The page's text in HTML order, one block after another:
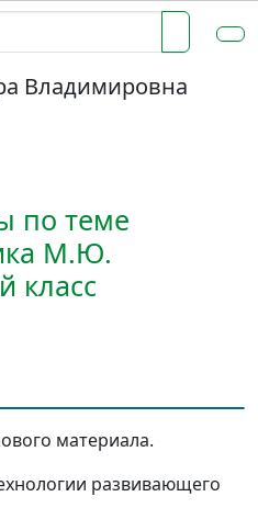
Владимировна
по теме
М.Ю.
класс
материала.
развивающего